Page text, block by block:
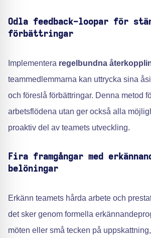
Odla feedback-loopar för
förbättringar
Implementera regelbundna
teammedlemmarna kan uttrycka sina
och föreslå förbättringar. Denna metod
arbetsflödena utan ger också alla
proaktiv del av teamets utveckling.
Fira framgångar med
belöningar
Erkänn teamets hårda arbete och
det sker genom formella
möten eller små tecken på